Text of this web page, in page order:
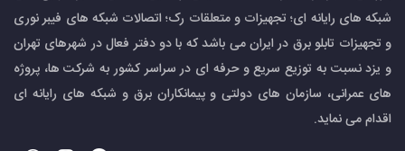
می‌توانند به تجهیزات دسترسی پیدا کنند.
همچنین در تابلوهای برق صنعتی و کنترل، قفل
سوئیچی از باز و بسته شدن غیرمجاز درب‌ها جلوگیری
می‌کند و خطر برق‌گرفتگی یا آسیب به تجهیزات
الکتریکی را کاهش می‌دهد. این قفل‌ها در محیط‌های
صنعتی، کارگاه‌ها و ساختمان‌های اداری که دسترسی
شبکه های رایانه ای؛ تجهیزات و متعلقات رک؛ اتصالات شبکه های فیبر نوری
و تجهیزات تابلو برق در ایران می باشد که با دو دفتر فعال در شهرهای تهران
و یزد نسبت به توزیع سریع و حرفه ای در سراسر کشور به شرکت ها، پروژه
های عمرانی، سازمان های دولتی و پیمانکاران برق و شبکه های رایانه ای
اقدام می نماید.